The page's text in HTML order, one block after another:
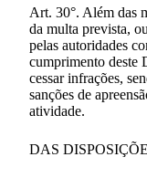
Art. 30°. Além das
da multa prevista,
pelas autoridades
cumprimento deste
cessar infrações,
sanções de
atividade.
DAS